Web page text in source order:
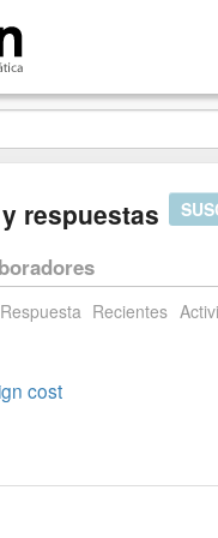
respuestas
Recientes
cost